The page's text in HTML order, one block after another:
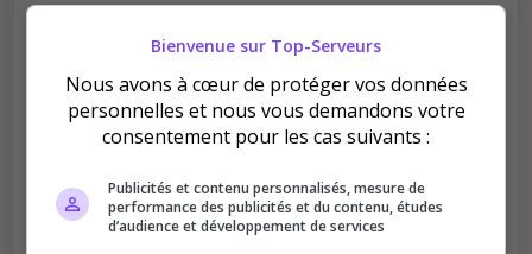
Pourquoi voter pour
Millenium PvP ?
Améliore le classement
Bienvenue sur Top-Serveurs
Nous avons à cœur de protéger vos données
personnelles et nous vous demandons votre
consentement pour les cas suivants :
Publicités et contenu personnalisés, mesure de
performance des publicités et du contenu, études
d’audience et développement de services